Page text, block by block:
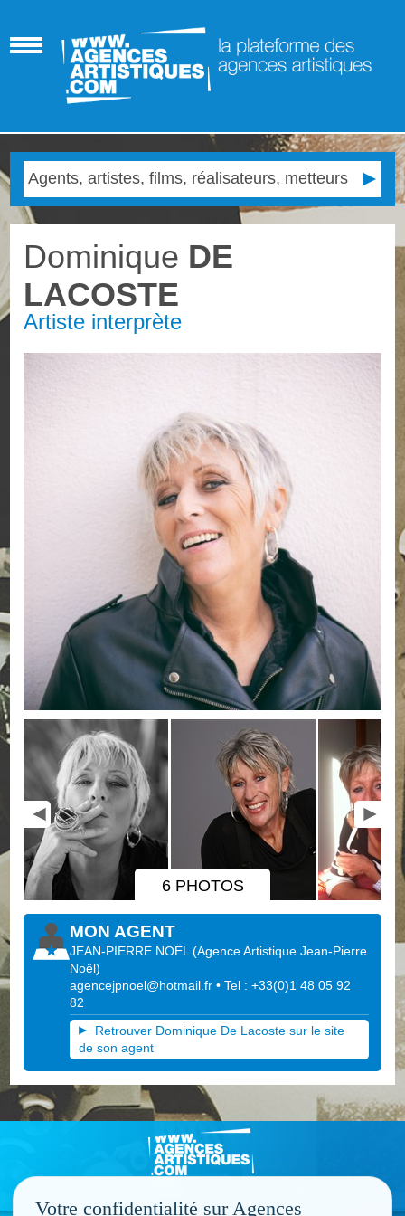
Dominique DE
LACOSTE
Artiste interprète
6 PHOTOS
MON AGENT
JEAN-PIERRE NOËL (Agence Artistique Jean-Pierre
Noël)
agencejpnoel@hotmail.fr • Tel : +33(0)1 48 05 92
82
Retrouver Dominique De Lacoste sur le site
de son agent
Votre confidentialité sur Agences